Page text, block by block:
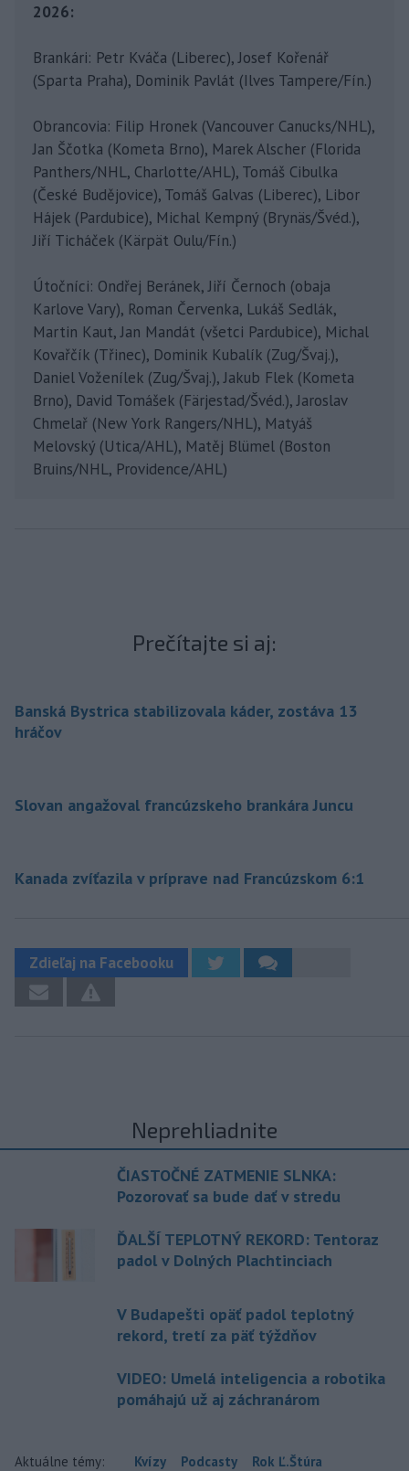
2026:
Brankári: Petr Kváča (Liberec), Josef Kořenář
(Sparta Praha), Dominik Pavlát (Ilves Tampere/Fín.)
Obrancovia: Filip Hronek (Vancouver Canucks/NHL),
Jan Ščotka (Kometa Brno), Marek Alscher (Florida
Panthers/NHL, Charlotte/AHL), Tomáš Cibulka
(České Budějovice), Tomáš Galvas (Liberec), Libor
Hájek (Pardubice), Michal Kempný (Brynäs/Švéd.),
Jiří Ticháček (Kärpät Oulu/Fín.)
Útočníci: Ondřej Beránek, Jiří Černoch (obaja
Karlove Vary), Roman Červenka, Lukáš Sedlák,
Martin Kaut, Jan Mandát (všetci Pardubice), Michal
Kovařčík (Třinec), Dominik Kubalík (Zug/Švaj.),
Daniel Voženílek (Zug/Švaj.), Jakub Flek (Kometa
Brno), David Tomášek (Färjestad/Švéd.), Jaroslav
Chmelař (New York Rangers/NHL), Matyáš
Melovský (Utica/AHL), Matěj Blümel (Boston
Bruins/NHL, Providence/AHL)
Prečítajte si aj:
Banská Bystrica stabilizovala káder, zostáva 13
hráčov
Slovan angažoval francúzskeho brankára Juncu
Kanada zvíťazila v príprave nad Francúzskom 6:1
Zdieľaj na Facebooku
Neprehliadnite
ČIASTOČNÉ ZATMENIE SLNKA:
Pozorovať sa bude dať v stredu
ĎALŠÍ TEPLOTNÝ REKORD: Tentoraz
padol v Dolných Plachtinciach
V Budapešti opäť padol teplotný
rekord, tretí za päť týždňov
VIDEO: Umelá inteligencia a robotika
pomáhajú už aj záchranárom
Aktuálne témy: Kvízy Podcasty Rok Ľ.Štúra